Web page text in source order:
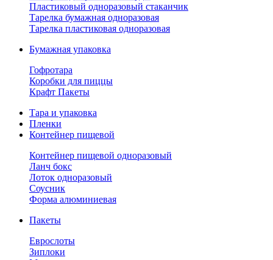
Пластиковый одноразовый стаканчик
Тарелка бумажная одноразовая
Тарелка пластиковая одноразовая
Бумажная упаковка
Гофротара
Коробки для пиццы
Крафт Пакеты
Тара и упаковка
Пленки
Контейнер пищевой
Контейнер пищевой одноразовый
Ланч бокс
Лоток одноразовый
Соусник
Форма алюминиевая
Пакеты
Еврослоты
Зиплоки